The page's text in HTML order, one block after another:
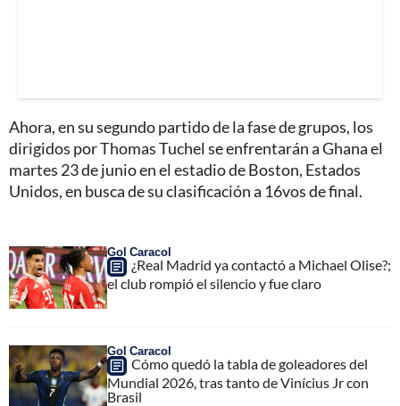
Ahora, en su segundo partido de la fase de grupos, los
dirigidos por Thomas Tuchel se enfrentarán a Ghana el
martes 23 de junio en el estadio de Boston, Estados
Unidos, en busca de su clasificación a 16vos de final.
Gol Caracol
¿Real Madrid ya contactó a Michael Olise?;
el club rompió el silencio y fue claro
Gol Caracol
Cómo quedó la tabla de goleadores del
Mundial 2026, tras tanto de Vinícius Jr con
Brasil